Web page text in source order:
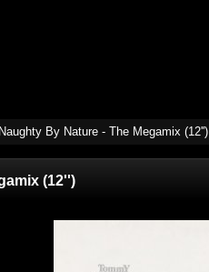
Naughty By Nature - The Megamix (12'')
(12'')